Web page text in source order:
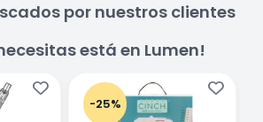
por nuestros clientes
está en Lumen!
-25%